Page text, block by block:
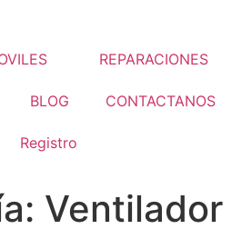
REPARACIONES
BLOG CONTACTANOS
Registro
Ventilador